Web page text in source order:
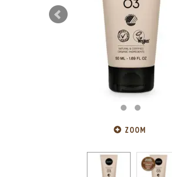
ZOOM